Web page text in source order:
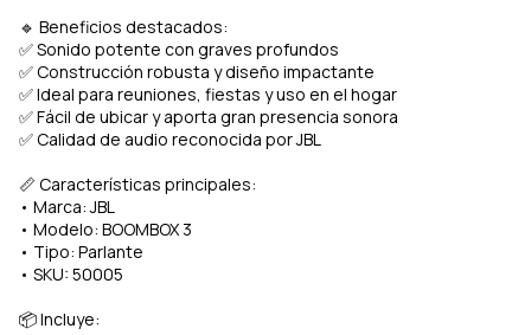
🔹 Beneficios destacados:
✅ Sonido potente con graves profundos
✅ Construcción robusta y diseño impactante
✅ Ideal para reuniones, fiestas y uso en el hogar
✅ Fácil de ubicar y aporta gran presencia sonora
✅ Calidad de audio reconocida por JBL
📏 Características principales:
• Marca: JBL
• Modelo: BOOMBOX 3
• Tipo: Parlante
• SKU: 50005
📦 Incluye: